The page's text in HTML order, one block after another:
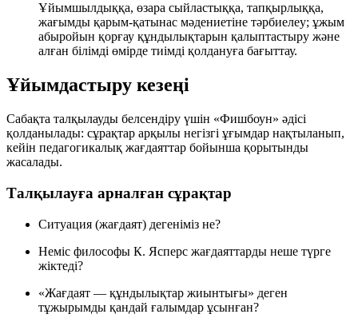
Ұйымшылдыққа, өзара сыйластыққа, тапқырлыққа,
жағымды қарым-қатынас мәдениетіне тәрбиелеу; ұжым
абыройын қорғау құндылықтарын қалыптастыру және
алған білімді өмірде тиімді қолдануға бағыттау.
Ұйымдастыру кезеңі
Сабақта талқылауды белсендіру үшін «Фишбоун» әдісі
қолданылады: сұрақтар арқылы негізгі ұғымдар нақтыланып,
кейін педагогикалық жағдаяттар бойынша қорытынды
жасалады.
Талқылауға арналған сұрақтар
Ситуация (жағдаят) дегеніміз не?
Неміс философы К. Ясперс жағдаяттарды неше түрге
жіктеді?
«Жағдаят — құндылықтар жиынтығы» деген
тұжырымды қандай ғалымдар ұсынған?